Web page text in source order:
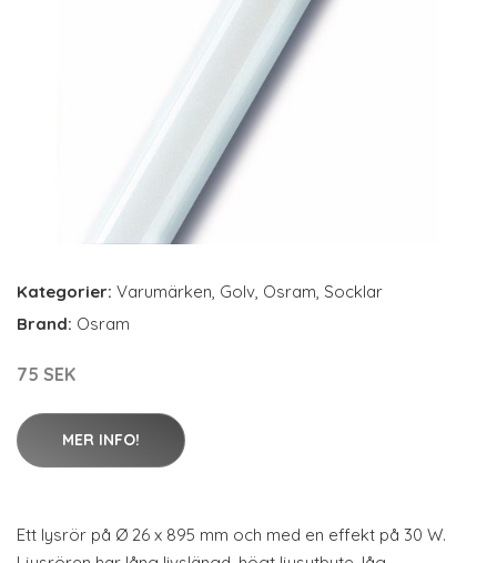
Kategorier: Varumärken, Golv, Osram, Socklar
Brand: Osram
75 SEK
MER INFO!
Ett lysrör på Ø 26 x 895 mm och med en effekt på 30 W.